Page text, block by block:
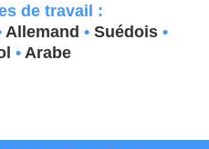
de travail :
Allemand •Suédois •
• Arabe